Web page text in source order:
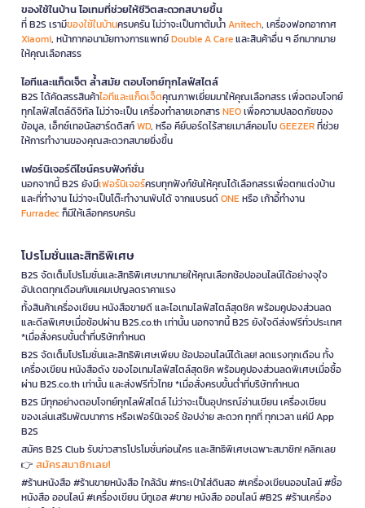
ของใช้ในบ้าน ไอเทมที่ช่วยให้ชีวิตสะดวกสบายขึ้น
ที่ B2S เรามีของใช้ในบ้านครบครัน ไม่ว่าจะเป็นกาต้มน้ำAnitech, เครื่องฟอกอากาศ
Xiaomi, หน้ากากอนามัยทางการแพทย์Double A Careและสินค้าอื่น ๆ อีกมากมาย
ให้คุณเลือกสรร
ไอทีและแก็ดเจ็ต ล้ำสมัย ตอบโจทย์ทุกไลฟ์สไตล์
B2S ได้คัดสรรสินค้าไอทีและแก็ดเจ็ตคุณภาพเยี่ยมมาให้คุณเลือกสรร เพื่อตอบโจทย์
ทุกไลฟ์สไตล์ดิจิทัล ไม่ว่าจะเป็น เครื่องทำลายเอกสารNEOเพื่อความปลอดภัยของ
ข้อมูล, เอ็กซ์เทอนัลฮาร์ดดิสก์WD, หรือ คีย์บอร์ดไร้สายเมาส์คอมโบGEEZERที่ช่วย
ให้การทำงานของคุณสะดวกสบายยิ่งขึ้น
เฟอร์นิเจอร์ดีไซน์ครบฟังก์ชั่น
นอกจากนี้ B2S ยังมีเฟอร์นิเจอร์ครบทุกฟังก์ชันให้คุณได้เลือกสรรเพื่อตกแต่งบ้าน
และที่ทำงาน ไม่ว่าจะเป็นโต๊ะทำงานพับได้ จากแบรนด์ONEหรือ เก้าอี้ทำงาน
Furradecก็มีให้เลือกครบครัน
โปรโมชั่นและสิทธิพิเศษ
B2S จัดเต็มโปรโมชั่นและสิทธิพิเศษมากมายให้คุณเลือกช้อปออนไลน์ได้อย่างจุใจ
อัปเดตทุกเดือนกับแคมเปญลดราคาแรง
ทั้งสินค้าเครื่องเขียน หนังสือขายดี และไอเทมไลฟ์สไตล์สุดชิค พร้อมคูปองส่วนลด
และดีลพิเศษเมื่อช้อปผ่าน B2S.co.th เท่านั้น นอกจากนี้ B2S ยังใจดีส่งฟรีทั่วประเทศ
*เมื่อสั่งครบขั้นต่ำที่บริษัทกำหนด
B2S จัดเต็มโปรโมชั่นและสิทธิพิเศษเพียบ ช้อปออนไลน์ได้เลย! ลดแรงทุกเดือน ทั้ง
เครื่องเขียน หนังสือดัง ของไอเทมไลฟ์สไตล์สุดชิค พร้อมคูปองส่วนลดพิเศษเมื่อซื้อ
ผ่าน B2S.co.th เท่านั้น และส่งฟรีทั่วไทย *เมื่อสั่งครบขั้นต่ำที่บริษัทกำหนด
B2S มีทุกอย่างตอบโจทย์ทุกไลฟ์สไตล์ ไม่ว่าจะเป็นอุปกรณ์อ่านเขียน เครื่องเขียน
ของเล่นเสริมพัฒนาการ หรือเฟอร์นิเจอร์ ช้อปง่าย สะดวก ทุกที่ ทุกเวลา แค่มี App
B2S
สมัคร B2S Club รับข่าวสารโปรโมชั่นก่อนใคร และสิทธิพิเศษเฉพาะสมาชิก! คลิกเลย
👉 สมัครสมาชิกเลย!
#ร้านหนังสือ #ร้านขายหนังสือ ใกล้ฉัน #กระเป๋าใส่ดินสอ #เครื่องเขียนออนไลน์ #ซื้อ
หนังสือ ออนไลน์ #เครื่องเขียน บีทูเอส #ขาย หนังสือ ออนไลน์ #B2S #ร้านเครื่อง